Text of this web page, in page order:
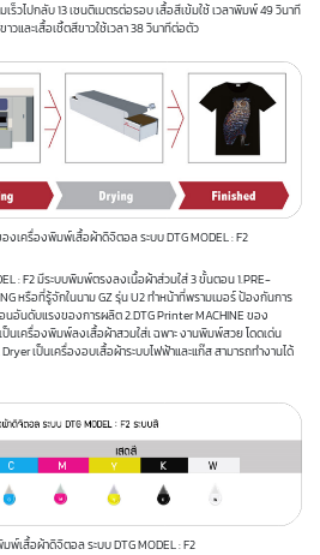
วไปกลับ 13 เซนติเมตรต่อรอบ เสื้อสีเข้มใช้ เวลาพิมพ์ 49 วินาที
และเสื้อเชิ้ตสีขาวใช้เวลา 38 วินาทีต่อตัว
เครื่องพิมพ์เสื้อผ้าดิจิตอล ระบบ DTG MODEL : F2
: F2 มีระบบพิมพ์ตรงลงเนื้อผ้าส่วมใส่ 3 ขั้นตอน 1.PRE-
หรือที่รู้จักในนาม GZ รุ่น U2 ทำหน้าที่พรามเมอร์ ป้องกันการ
นดับแรงของการผลิต 2.DTG Printer MACHINE ของ
ป็นเครื่องพิมพ์ลงเสื้อผ้าสวมใส่เ ฉพาะ งานพิมพ์สวย โดดเด่น
เป็นเครื่องอบเสื้อผ้าระบบไฟฟ้าและแก๊ส สามารถทำงานได้
พ์เสื้อผ้าดิจิตอล ระบบ DTG MODEL : F2